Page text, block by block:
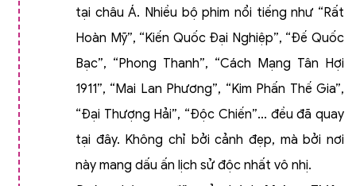
tại châu Á. Nhiều bộ phim nổi tiếng như “Rất
Hoàn Mỹ”, “Kiến Quốc Đại Nghiệp”, “Đế Quốc
Bạc”, “Phong Thanh”, “Cách Mạng Tân Hợi
1911”, “Mai Lan Phương”, “Kim Phấn Thế Gia”,
“Đại Thượng Hải”, “Độc Chiến”... đều đã quay
tại đây. Không chỉ bởi cảnh đẹp, mà bởi nơi
này mang dấu ấn lịch sử độc nhất vô nhị.